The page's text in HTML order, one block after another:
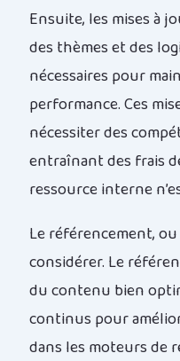
Ensuite, les mises à
des thèmes et des
nécessaires pour
performance. Ces
nécessiter des
entraînant des frais
ressource interne
Le référencement,
considérer. Le
du contenu bien
continus pour
dans les moteurs de